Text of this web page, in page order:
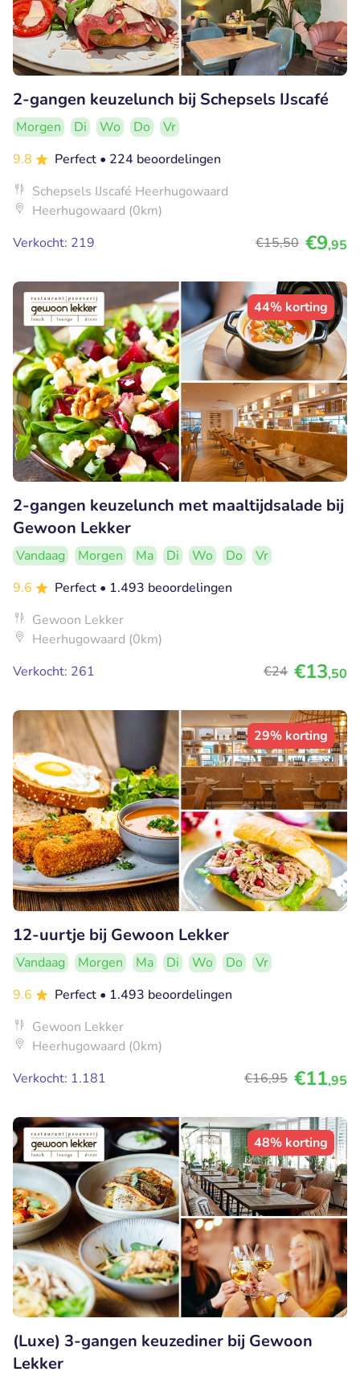
2-gangen keuzelunch bij Schepsels IJscafé
Morgen Di Wo Do
Vr
9.8
Perfect • 224 beoordelingen
Schepsels IJscafé Heerhugowaard
Heerhugowaard (0km)
Verkocht: 219
€15,50 €9,95
44% korting
2-gangen keuzelunch met maaltijdsalade bij
Gewoon Lekker
Vandaag Morgen Ma Di Wo Do
Vr
9.6
Perfect • 1.493 beoordelingen
Gewoon Lekker
Heerhugowaard (0km)
Verkocht: 261
€24 €13,50
29% korting
12-uurtje bij Gewoon Lekker
Vandaag Morgen Ma Di Wo Do
Vr
9.6
Perfect • 1.493 beoordelingen
Gewoon Lekker
Heerhugowaard (0km)
Verkocht: 1.181
€16,95 €11,95
48% korting
(Luxe) 3-gangen keuzediner bij Gewoon
Lekker